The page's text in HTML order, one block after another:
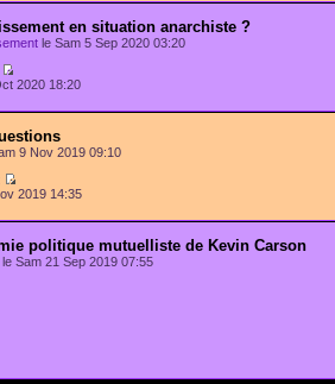
en situation anarchiste ?
le Sam 5 Sep 2020 03:20
2020 18:20
9 Nov 2019 09:10
2019 14:35
politique mutuelliste de Kevin Carson
le Sam 21 Sep 2019 07:55